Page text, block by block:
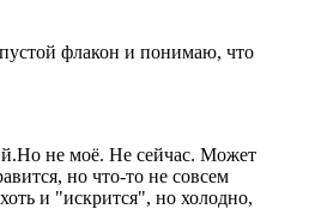
флакон и понимаю, что
не моё. Не сейчас. Может
но что-то не совсем
и "искрится", но холодно,